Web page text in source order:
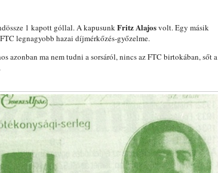
1 kapott góllal. A kapusunkFritz Alajosvolt. Egy másik
legnagyobb hazai díjmérkőzés-győzelme.
azonban ma nem tudni a sorsáról, nincs az FTC birtokában, sőt a